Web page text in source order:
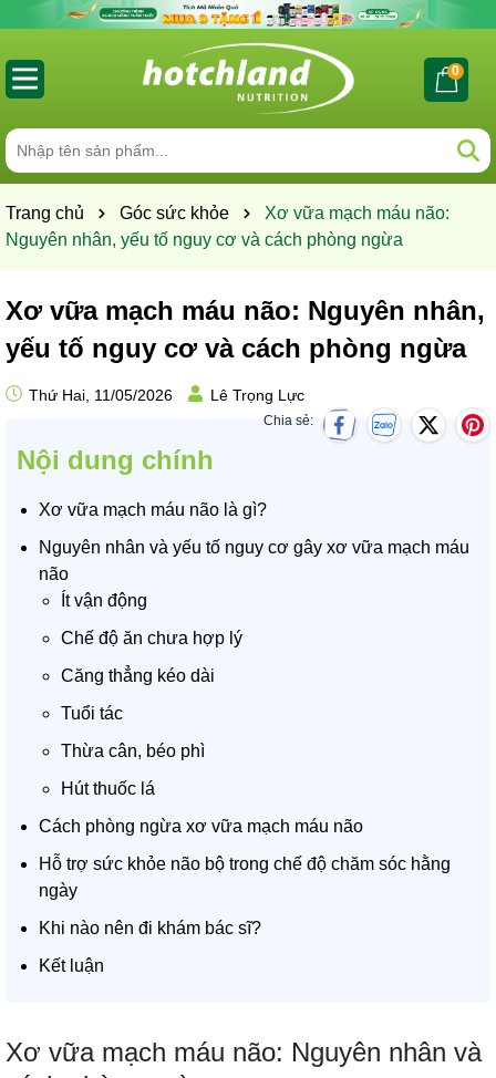
0
Trang chủ Góc sức khỏe
Xơ vữa mạch máu não:
Nguyên nhân, yếu tố nguy cơ và cách phòng ngừa
Xơ vữa mạch máu não: Nguyên nhân,
yếu tố nguy cơ và cách phòng ngừa
Thứ Hai, 11/05/2026 Lê Trọng Lực
Chia sẻ:
Nội dung chính
Xơ vữa mạch máu não là gì?
Nguyên nhân và yếu tố nguy cơ gây xơ vữa mạch máu
não
Ít vận động
Chế độ ăn chưa hợp lý
Căng thẳng kéo dài
Tuổi tác
Thừa cân, béo phì
Hút thuốc lá
Cách phòng ngừa xơ vữa mạch máu não
Hỗ trợ sức khỏe não bộ trong chế độ chăm sóc hằng
ngày
Khi nào nên đi khám bác sĩ?
Kết luận
Xơ vữa mạch máu não: Nguyên nhân và